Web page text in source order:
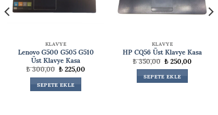
KLAVYE
Lenovo G500 G505 G510
Üst Klavye Kasa
₺300,00Orijinal
fiyat:
₺ 300,00.
₺225,00
SEPETE EKLE
KLAVYE
HP CQ56 Üst Klavye Kasa
₺350,00 Orijinal
fiyat:
₺ 350,00.
₺250,00Şu
SEPETE EKLE